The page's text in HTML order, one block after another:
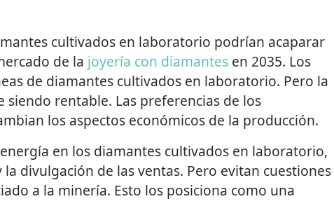
cultivados en laboratorio podrían acaparar
de la joyería con diamantesen 2035. Los
de diamantes cultivados en laboratorio. Pero la
siendo rentable. Las preferencias de los
los aspectos económicos de la producción.
en los diamantes cultivados en laboratorio,
divulgación de las ventas. Pero evitan cuestiones
a la minería. Esto los posiciona como una